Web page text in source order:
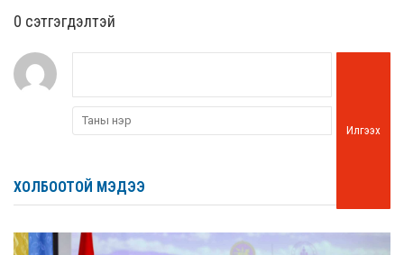
0 cэтгэгдэлтэй
Илгээх
ХОЛБООТОЙ МЭДЭЭ